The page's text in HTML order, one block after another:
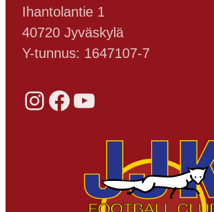
Ihantolantie 1
40720 Jyväskylä
Y-tunnus: 1647107-7
Instagram Facebook YouTube